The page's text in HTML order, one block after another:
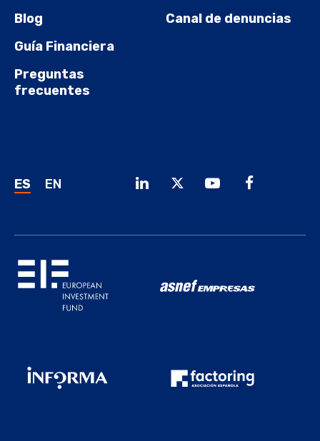
Blog
Guía Financiera
Preguntas
frecuentes
Canal de denuncias
ES EN